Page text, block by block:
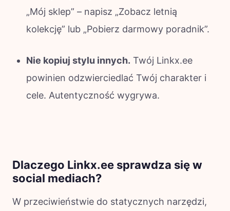
„Mój sklep” – napisz „Zobacz letnią
kolekcję” lub „Pobierz darmowy poradnik”.
Nie kopiuj stylu innych. Twój Linkx.ee
powinien odzwierciedlać Twój charakter i
cele. Autentyczność wygrywa.
Dlaczego Linkx.ee sprawdza się w
social mediach?
W przeciwieństwie do statycznych narzędzi,